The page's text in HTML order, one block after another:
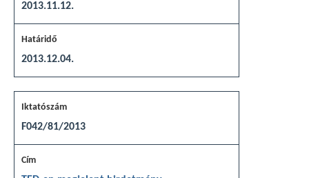
2013.11.12.
2013.12.04.
F042/81/2013